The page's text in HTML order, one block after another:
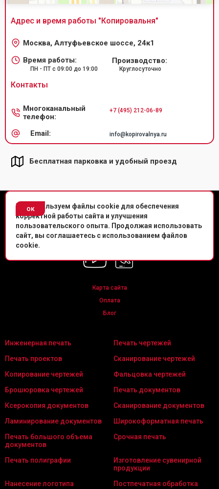
Адрес и время работы "Копировальня"
Москва, Алтуфьевское шоссе, 24к1
Время работы:
ПН - ПТ с 09:00 до 19:00
Производство:
Круглосуточно
Контакты
Многоканальный
телефон:
+7 (495) 212-06-89
Email: info@kopirovalnya.ru
Бесплатная парковка и удобный проезд
ок
Мы используем файлы cookie для обеспечения
корректной работы сайта и улучшения
пользовательского опыта. Продолжая использовать
сайт, вы соглашаетесь с использованием файлов
cookie.
© Копировальный центр «Копировальня» 2013-
Политика конфиденциальности
Мы в соц. сетях
Карта сайта
Оплата
Блог
Инженерная печать
Печать чертежей
Печать проектов
Сканирование чертежей
Копирование чертежей
Фальцовка чертежей
Брошюровка чертежей
Печать документов
Ксерокопия документов
Сканирование документов
Ламинирование документов
Широкоформатная печать
Печать большого объема
документов
Срочная печать
Печать полиграфии
Изготовление сувенирной
продукции
Нанесение логотипа
Постпечатная обработка